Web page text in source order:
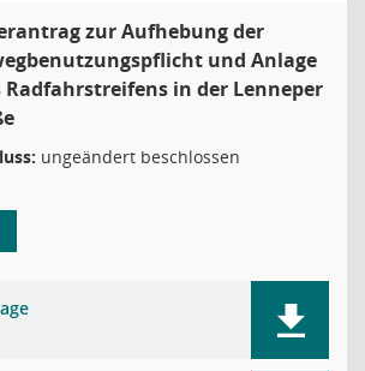
zur Aufhebung der
und Anlage
Radfahrstreifens in der Lenneper
ungeändert beschlossen